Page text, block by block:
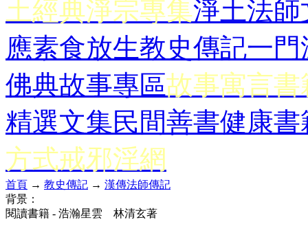
土經典淨宗專集淨土法師
應素食放生教史傳記一門
佛典故事專區故事寓言書
精選文集民間善書健康書
方式戒邪淫網
首頁 → 教史傳記 → 漢傳法師傳記
背景：
閱讀書籍 - 浩瀚星雲 林清玄著